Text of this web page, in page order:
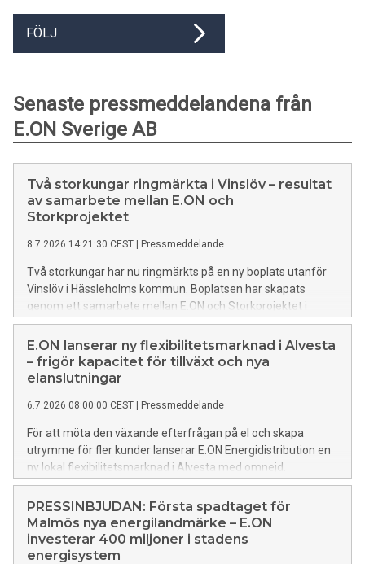
FÖLJ
Senaste pressmeddelandena från
E.ON Sverige AB
Två storkungar ringmärkta i Vinslöv – resultat
av samarbete mellan E.ON och
Storkprojektet
8.7.2026 14:21:30 CEST | Pressmeddelande
Två storkungar har nu ringmärkts på en ny boplats utanför
Vinslöv i Hässleholms kommun. Boplatsen har skapats
genom ett samarbete mellan E.ON och Storkprojektet i
Skåne. Ringmärkningen är det första konkreta resultatet av
satsningen som både ska stärka storkstammen och minska
risken för strömavbrott.
E.ON lanserar ny flexibilitetsmarknad i Alvesta
– frigör kapacitet för tillväxt och nya
elanslutningar
6.7.2026 08:00:00 CEST | Pressmeddelande
För att möta den växande efterfrågan på el och skapa
utrymme för fler kunder lanserar E.ON Energidistribution en
ny lokal flexibilitetsmarknad i Alvesta med omnejd.
Marknaden omfattar även kunder inom Alvesta Elnäts
nätområde och efterfrågar 5 MW flexibel effekt under
vintersäsongen 2026/2027.
PRESSINBJUDAN: Första spadtaget för
Malmös nya energilandmärke – E.ON
investerar 400 miljoner i stadens
energisystem